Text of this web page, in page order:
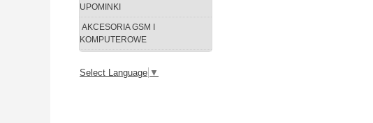
UPOMINKI
AKCESORIA GSM I
KOMPUTEROWE
Select Language ▼